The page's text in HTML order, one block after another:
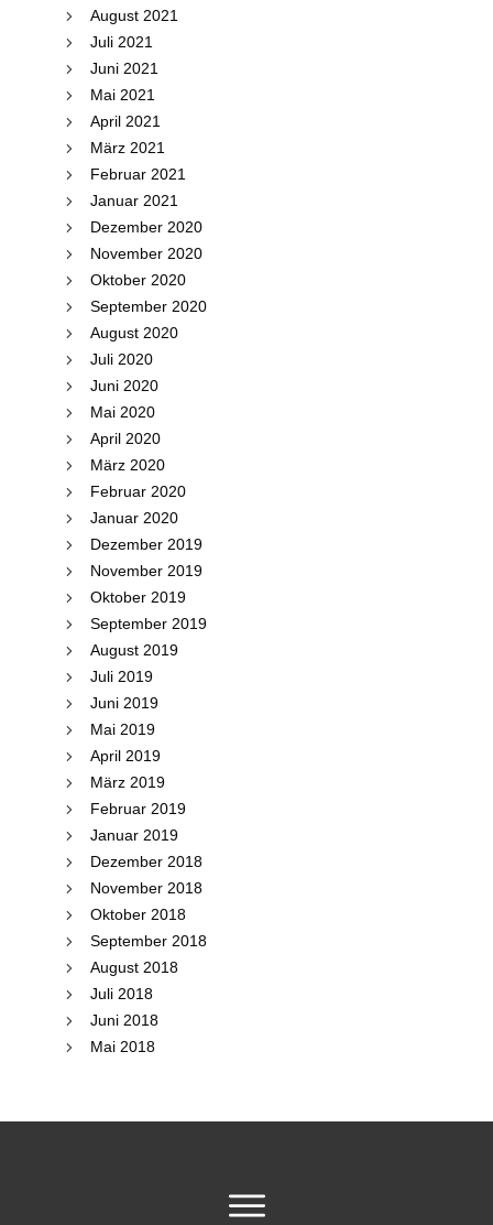
August 2021
Juli 2021
Juni 2021
Mai 2021
April 2021
März 2021
Februar 2021
Januar 2021
Dezember 2020
November 2020
Oktober 2020
September 2020
August 2020
Juli 2020
Juni 2020
Mai 2020
April 2020
März 2020
Februar 2020
Januar 2020
Dezember 2019
November 2019
Oktober 2019
September 2019
August 2019
Juli 2019
Juni 2019
Mai 2019
April 2019
März 2019
Februar 2019
Januar 2019
Dezember 2018
November 2018
Oktober 2018
September 2018
August 2018
Juli 2018
Juni 2018
Mai 2018